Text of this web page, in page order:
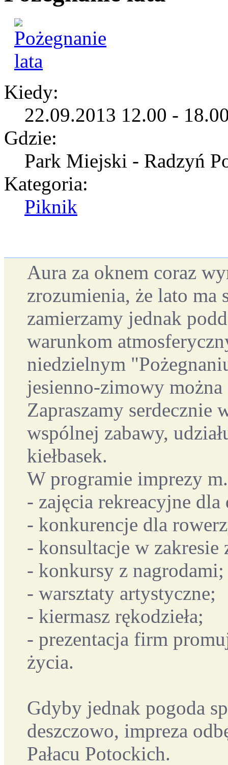
Kiedy:
22.09.2013 12.00 -
Gdzie:
Park Miejski - Radzyń
Kategoria:
Piknik
Aura za oknem coraz
zrozumienia, że lato
zamierzamy jednak
warunkom
niedzielnym
jesienno-zimowy
Zapraszamy
wspólnej zabawy,
kiełbasek.
W programie imprezy
- zajęcia rekreacyjne
- konkurencje dla
- konsultacje w
- konkursy z nagrodami;
- warsztaty artystyczne;
- kiermasz rękodzieła;
- prezentacja firm
życia.
Gdyby jednak pogoda
deszczowo, impreza
Pałacu Potockich.